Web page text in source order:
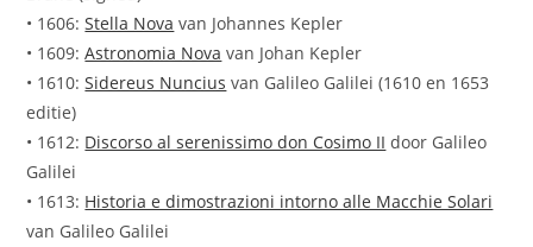
• 1606:Stella Nova van Johannes Kepler
• 1609:Astronomia Nova van Johan Kepler
• 1610:Sidereus Nuncius van Galileo Galilei (1610 en 1653
editie)
• 1612: Discorso al serenissimo don Cosimo II door Galileo
Galilei
• 1613: Historia e dimostrazioni intorno alle Macchie Solari
van Galileo Galilei